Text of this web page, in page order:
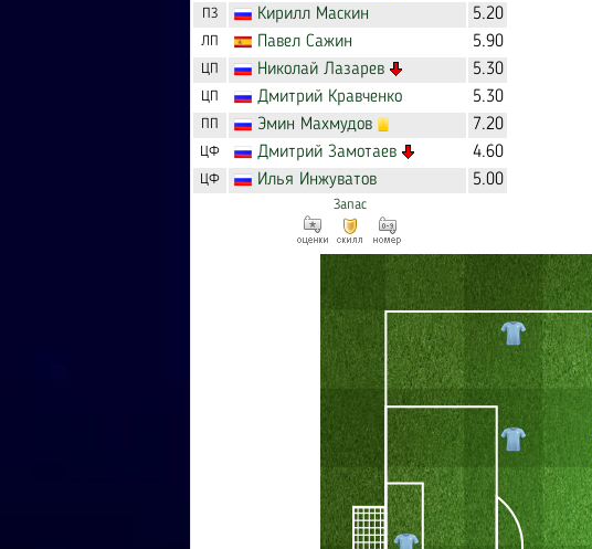
ПЗ Кирилл Маскин 5.20
ЛП Павел Сажин 5.90
ЦП Николай Лазарев 5.30
ЦП Дмитрий Кравченко 5.30
ПП Эмин Махмудов 7.20
ЦФ Дмитрий Замотаев 4.60
ЦФ Илья Инжуватов 5.00
Запас